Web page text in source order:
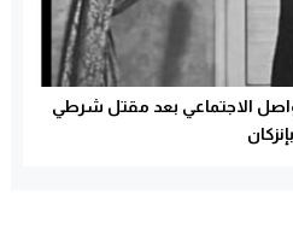
الاجتماعي بعد مقتل شرطي
بإنزكان